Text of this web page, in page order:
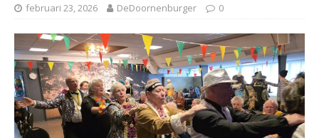
februari 23, 2026 DeDoornenburger 0